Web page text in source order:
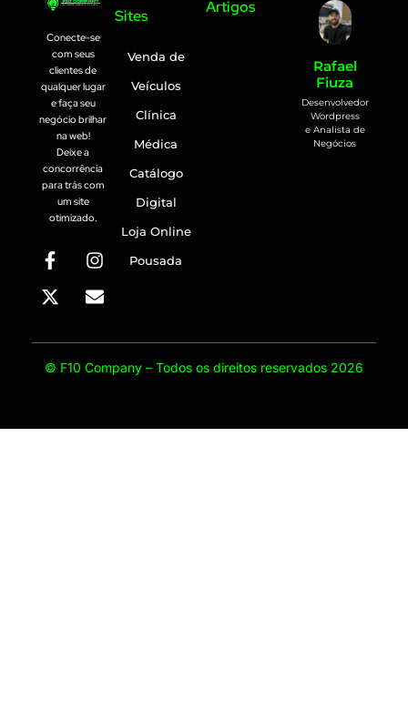
Conecte-se
com seus
clientes de
qualquer lugar
e faça seu
negócio brilhar
na web!
Deixe a
concorrência
para trás com
um site
otimizado.
Sites
Venda de
Veículos
Clínica
Médica
Catálogo
Digital
Loja Online
Pousada
Artigos
Rafael
Fiuza
Desenvolvedor
Wordpress
e Analista de
Negócios
© F10 Company – Todos os direitos reservados 2026